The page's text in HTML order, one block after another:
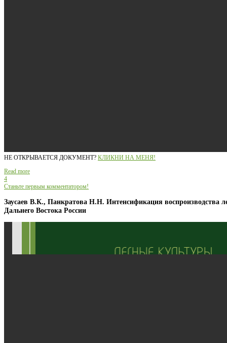
НЕ ОТКРЫВАЕТСЯ ДОКУМЕНТ? КЛИКНИ НА МЕНЯ!
Read more
4
Станьте первым комментатором!
Заусаев В.К., Панкратова Н.Н. Интенсификация воспроизводства
Дальнего Востока России